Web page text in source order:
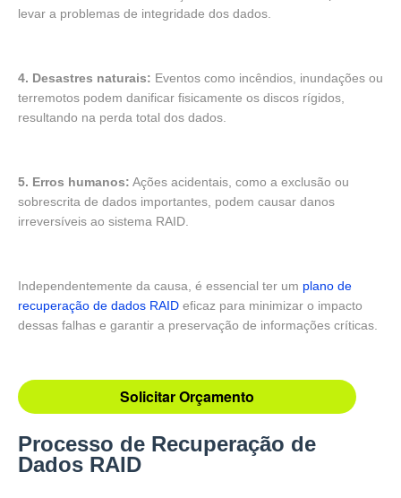
levar a problemas de integridade dos dados.
4. Desastres naturais: Eventos como incêndios, inundações ou
terremotos podem danificar fisicamente os discos rígidos,
resultando na perda total dos dados.
5. Erros humanos: Ações acidentais, como a exclusão ou
sobrescrita de dados importantes, podem causar danos
irreversíveis ao sistema RAID.
Independentemente da causa, é essencial ter um plano de
recuperação de dados RAID eficaz para minimizar o impacto
dessas falhas e garantir a preservação de informações críticas.
Solicitar Orçamento
Processo de Recuperação de
Dados RAID